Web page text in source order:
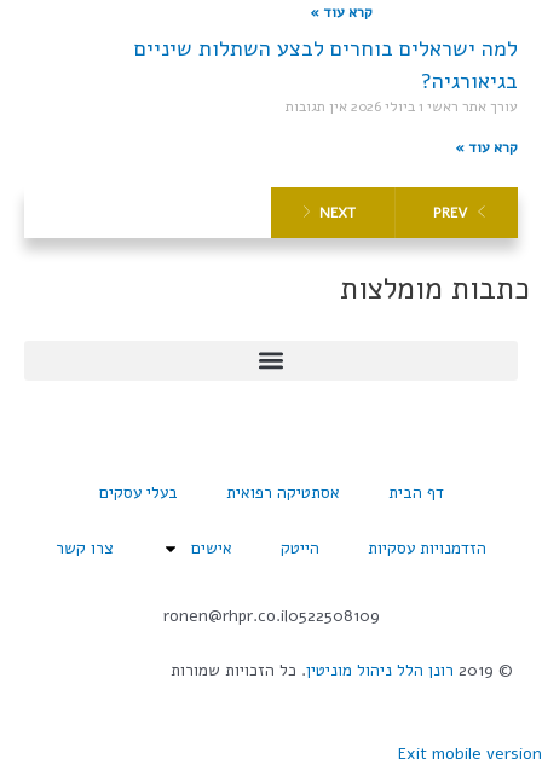
קרא עוד »
למה ישראלים בוחרים לבצע השתלות שיניים
בגיאורגיה?
עורך אתר ראשי 1 ביולי 2026 אין תגובות
קרא עוד »
PREV
NEXT
כתבות מומלצות
דף הבית אסתטיקה רפואית בעלי עסקים
הזדמנויות עסקיות הייטק אישים צרו קשר
© 2019 רונן הלל ניהול מוניטין. כל הזכויות שמורות
0522508109
ronen@rhpr.co.il
Exit mobile version